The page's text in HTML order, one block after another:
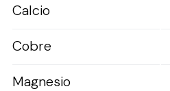
Calcio
Cobre
Magnesio